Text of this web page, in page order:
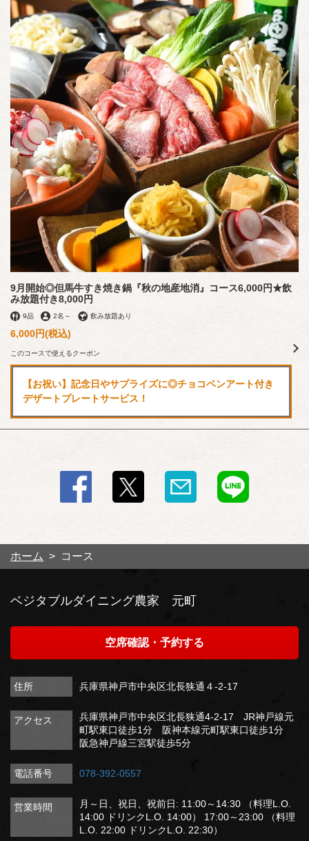
9月開始◎但馬牛すき焼き鍋『秋の地産地消』コース6,000円★飲
み放題付き8,000円
9品 2名 ～ 飲み放題あり
6,000円(税込)
このコースで使えるクーポン
【お祝い】記念日やサプライズに◎チョコペンアート付き
デザートプレートサービス！
ホーム コース
ベジタブルダイニング農家 元町
空席確認・予約する
住所 兵庫県神戸市中央区北長狭通４-2-17
アクセス
兵庫県神戸市中央区北長狭通4-2-17 JR神戸線元
町駅東口徒歩1分 阪神本線元町駅東口徒歩1分
阪急神戸線三宮駅徒歩5分
電話番号 078-392-0557
営業時間
月～日、祝日、祝前日: 11:00～14:30 （料理L.O.
14:00 ドリンクL.O. 14:00） 17:00～23:00 （料理
L.O. 22:00 ドリンクL.O. 22:30）